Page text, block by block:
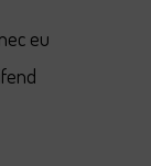
eu